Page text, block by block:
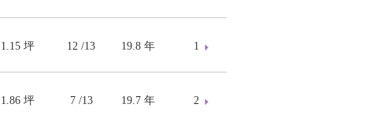
1.15 坪 12 /13 19.8 年 1
1.86 坪 7 /13 19.7 年 2